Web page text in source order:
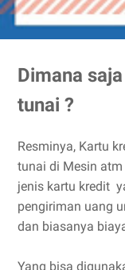
Dimana
tunai ?
Resminya, Kartu
tunai di Mesin
jenis kartu kredit
pengiriman uang
dan biasanya
Yang bisa